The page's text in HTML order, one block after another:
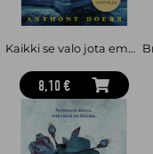
Kaikki se valo jota emme näe
8,10 €